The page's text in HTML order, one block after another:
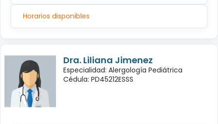
Horarios disponibles
Dra. Liliana Jimenez
Especialidad: Alergología Pediátrica
Cédula: PD45212ESSS